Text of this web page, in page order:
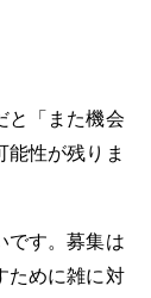
と「また機会
能性が残りま
です。募集は
ために雑に対